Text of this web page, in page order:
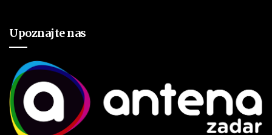
Upoznajte nas